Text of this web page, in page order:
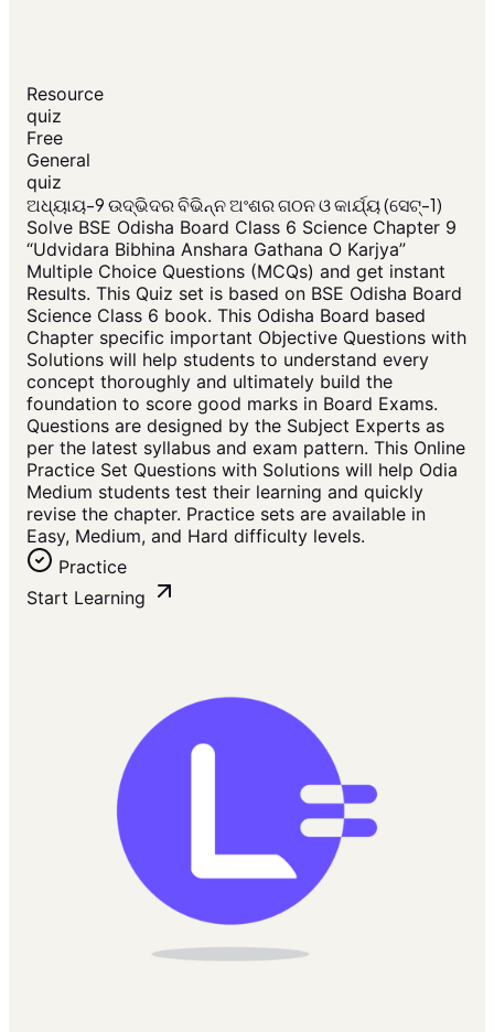
Resource
quiz
Free
General
quiz
ଅଧ୍ୟାୟ-9 ଉଦ୍ଭିଦର ବିଭିନ୍ନ ଅଂଶର ଗଠନ ଓ କାର୍ଯ୍ୟ (ସେଟ୍-1)
Solve BSE Odisha Board Class 6 Science Chapter 9
“Udvidara Bibhina Anshara Gathana O Karjya”
Multiple Choice Questions (MCQs) and get instant
Results. This Quiz set is based on BSE Odisha Board
Science Class 6 book. This Odisha Board based
Chapter specific important Objective Questions with
Solutions will help students to understand every
concept thoroughly and ultimately build the
foundation to score good marks in Board Exams.
Questions are designed by the Subject Experts as
per the latest syllabus and exam pattern. This Online
Practice Set Questions with Solutions will help Odia
Medium students test their learning and quickly
revise the chapter. Practice sets are available in
Easy, Medium, and Hard difficulty levels.
Practice
Start Learning